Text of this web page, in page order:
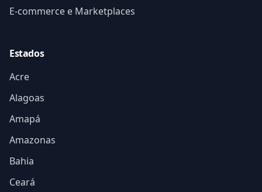
E-commerce e Marketplaces
Estados
Acre
Alagoas
Amapá
Amazonas
Bahia
Ceará